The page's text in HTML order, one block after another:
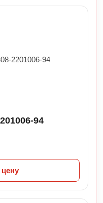
94